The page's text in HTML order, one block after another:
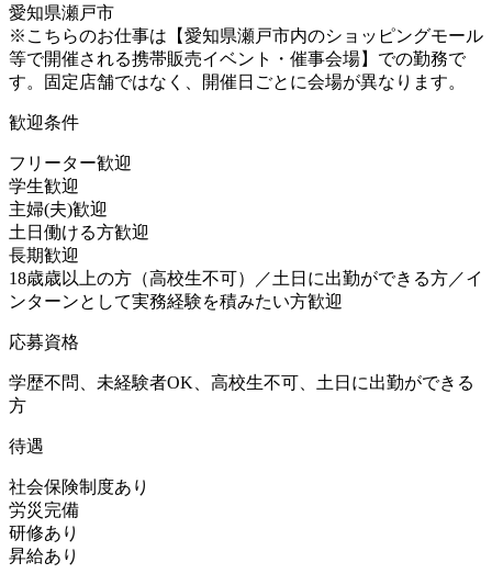
愛知県瀬戸市
※こちらのお仕事は【愛知県瀬戸市内のショッピングモール
等で開催される携帯販売イベント・催事会場】での勤務で
す。固定店舗ではなく、開催日ごとに会場が異なります。
歓迎条件
フリーター歓迎
学生歓迎
主婦(夫)歓迎
土日働ける方歓迎
長期歓迎
18歳歳以上の方（高校生不可）／土日に出勤ができる方／イ
ンターンとして実務経験を積みたい方歓迎
応募資格
学歴不問、未経験者OK、高校生不可、土日に出勤ができる
方
待遇
社会保険制度あり
労災完備
研修あり
昇給あり